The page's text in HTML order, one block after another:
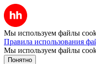
Мы используем файлы
Правила использования
Мы используем файлы
Понятно